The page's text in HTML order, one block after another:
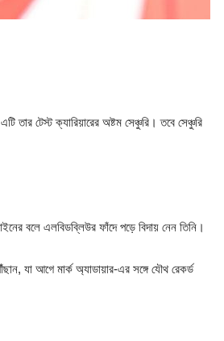
টেস্ট ক্যারিয়ারের অষ্টম সেঞ্চুরি। তবে সেঞ্চুরি
বলে এলবিডব্লিউর ফাঁদে পড়ে বিদায় নেন তিনি।
যা আগে মার্ক অ‍্যাডায়ার-এর সঙ্গে যৌথ রেকর্ড